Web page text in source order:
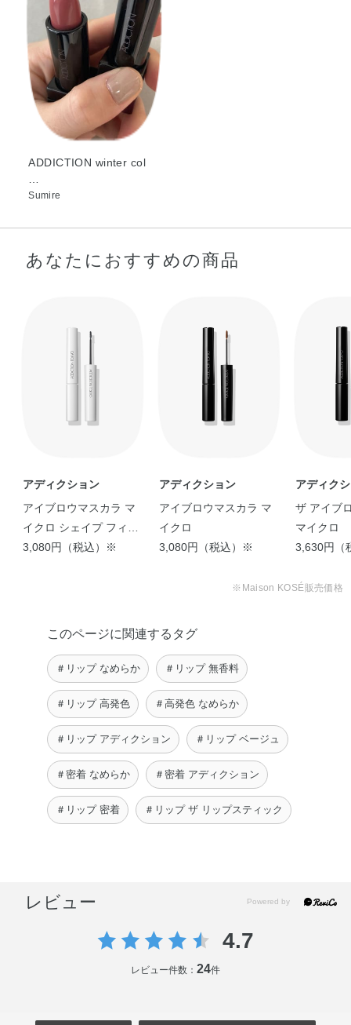
コルビル・トコフェロール・ハチミツ・ホホバ種子油・
BHT・（ビニルジメチコン／ラウリルジメチコン）クロス
ポリマー・ジイソステアリン酸ポリグリセリル－2・ジメ
チコン・ジメチルシリル化シリカ・スクワラン・タルク・
トリイソステアリン酸イソプロピルチタン・ハイドロゲン
ジメチコン・ポリエチレン・レシチン・水酸化Al・炭酸
Ca・フェノキシエタノール・酸化チタン・酸化鉄・硫酸
ADDICTION winter col
Sumire
あなたにおすすめの商品
アディクション
アイブロウマスカラ マ
イクロ シェイプ フィク
サー
3,080円（税込）※
アディクション
アイブロウマスカラ マ
イクロ
3,080円（税込）※
アディク
ザ アイブ
マイクロ
3,630円（
※Maison KOSÉ販売価格
このページに関連するタグ
＃リップ なめらか ＃リップ 無香料
＃リップ 高発色 ＃高発色 なめらか
＃リップ アディクション ＃リップ ベージュ
＃密着 なめらか ＃密着 アディクション
＃リップ 密着 ＃リップ ザ リップスティック
レビュー
4.7
レビュー件数： 24件